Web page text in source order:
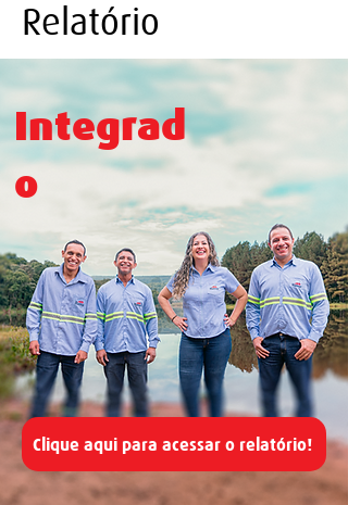
Relatório
Integrad
o
Clique aqui para acessar o relatório!